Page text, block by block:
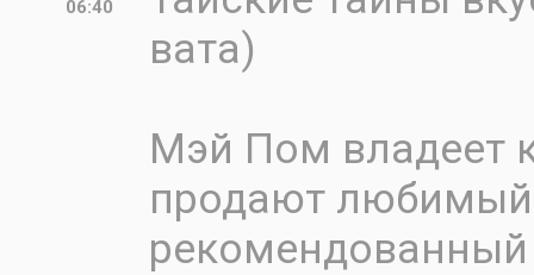
06:40
вата)
Мэй Пом владеет
продают любимый